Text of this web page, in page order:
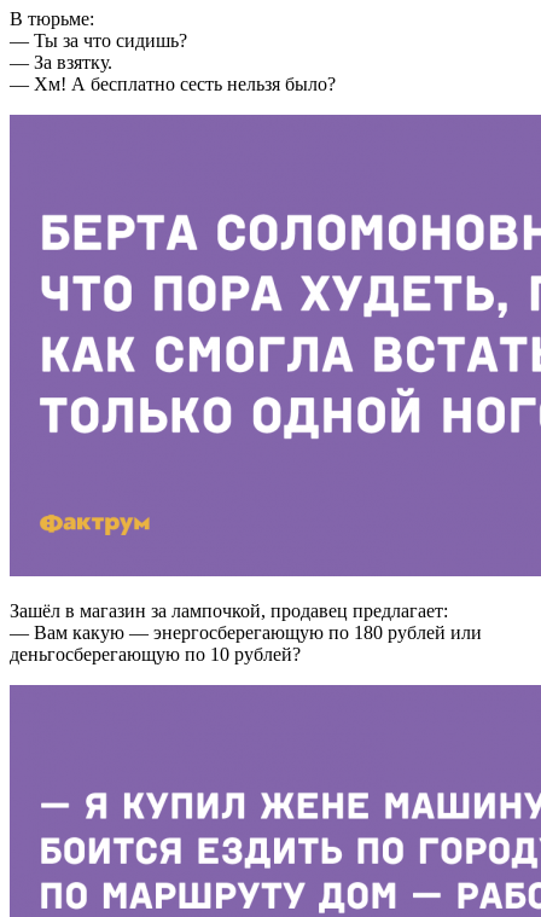
В тюрьме:
— Ты за что сидишь?
— За взятку.
— Хм! А бесплатно сесть нельзя было?
Зашёл в магазин за лампочкой, продавец предлагает:
— Вам какую — энергосберегающую по 180 рублей или
деньгосберегающую по 10 рублей?